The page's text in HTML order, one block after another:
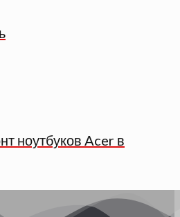
ноутбуков Acer в